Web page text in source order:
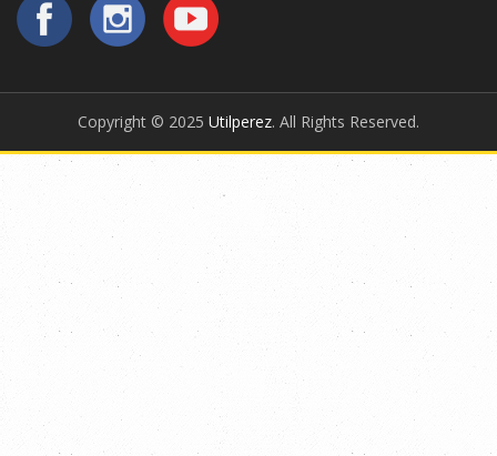
Copyright © 2025 Utilperez. All Rights Reserved.